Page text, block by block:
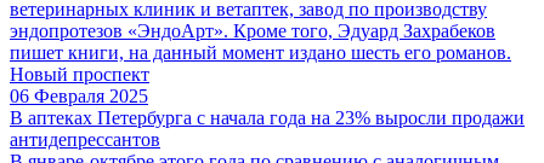
ветеринарных клиник и ветаптек, завод по производству
эндопротезов «ЭндоАрт». Кроме того, Эдуард Захрабеков
пишет книги, на данный момент издано шесть его романов.
Новый проспект
06 Февраля 2025
В аптеках Петербурга с начала года на 23% выросли продажи
антидепрессантов